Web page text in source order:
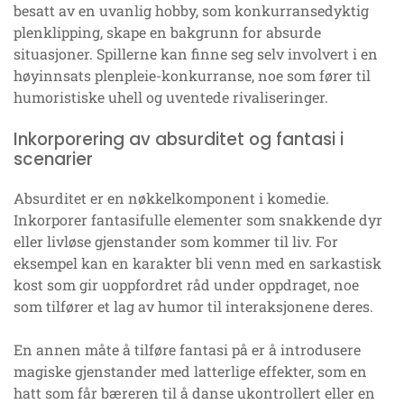
besatt av en uvanlig hobby, som konkurransedyktig
plenklipping, skape en bakgrunn for absurde
situasjoner. Spillerne kan finne seg selv involvert i en
høyinnsats plenpleie-konkurranse, noe som fører til
humoristiske uhell og uventede rivaliseringer.
Inkorporering av absurditet og fantasi i
scenarier
Absurditet er en nøkkelkomponent i komedie.
Inkorporer fantasifulle elementer som snakkende dyr
eller livløse gjenstander som kommer til liv. For
eksempel kan en karakter bli venn med en sarkastisk
kost som gir uoppfordret råd under oppdraget, noe
som tilfører et lag av humor til interaksjonene deres.
En annen måte å tilføre fantasi på er å introdusere
magiske gjenstander med latterlige effekter, som en
hatt som får bæreren til å danse ukontrollert eller en